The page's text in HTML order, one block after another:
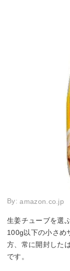
By:amazon.co.jp
生姜チューブを選
100g以下の小さめ
方、常に開封した
です。